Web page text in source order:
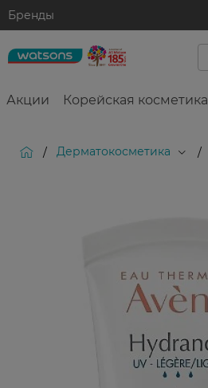
Бренды
Акции Корейская косметика
/ Дерматокосметика /